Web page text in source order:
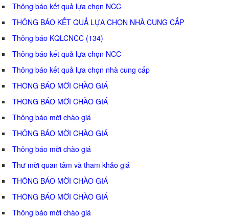
Thông báo kết quả lựa chọn NCC
THÔNG BÁO KẾT QUẢ LỰA CHỌN NHÀ CUNG CẤP
Thông báo KQLCNCC (134)
Thông báo kết quả lựa chọn NCC
Thông báo kết quả lựa chọn nhà cung cấp
THÔNG BÁO MỜI CHÀO GIÁ
THÔNG BÁO MỜI CHÀO GIÁ
Thông báo mời chào giá
THÔNG BÁO MỜI CHÀO GIÁ
Thông báo mời chào giá
Thư mời quan tâm và tham khảo giá
THÔNG BÁO MỜI CHÀO GIÁ
THÔNG BÁO MỜI CHÀO GIÁ
Thông báo mời chào giá